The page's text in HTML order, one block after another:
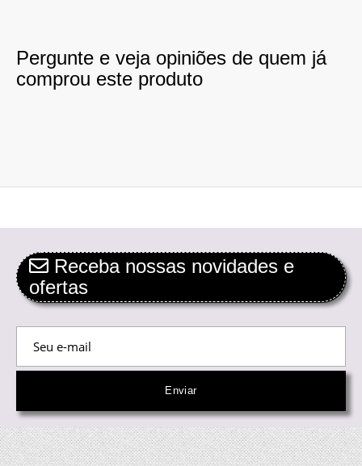
Pergunte e veja opiniões de quem já
comprou este produto
Receba nossas novidades e
ofertas